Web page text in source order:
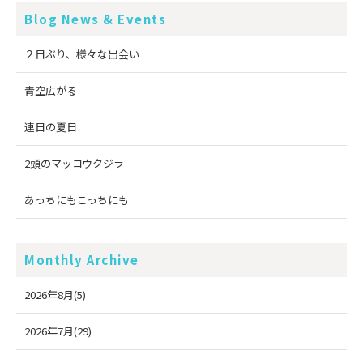
Blog News & Events
２日ぶり、様々な出会い
青空広がる
連日の夏日
2頭のマッコウクジラ
あっちにもこっちにも
Monthly Archive
2026年8月(5)
2026年7月(29)